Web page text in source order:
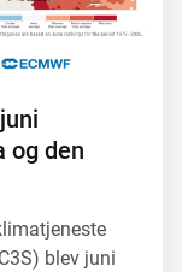
og den
blev juni